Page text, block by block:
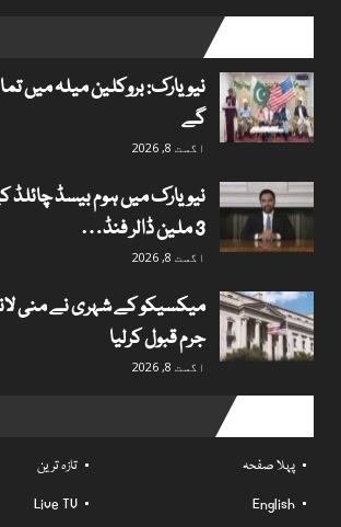
نیویارک: بروکلین میلہ میں
گے
اگست 8, 2026
نیویارک میں ہوم بیسڈ چائلڈ
3 ملین ڈالر فنڈ…
اگست 8, 2026
میکسیکو کے شہری نے منی
جرم قبول کرلیا
اگست 8, 2026
پہلا صفحہ
تازہ ترین
English
Live TV